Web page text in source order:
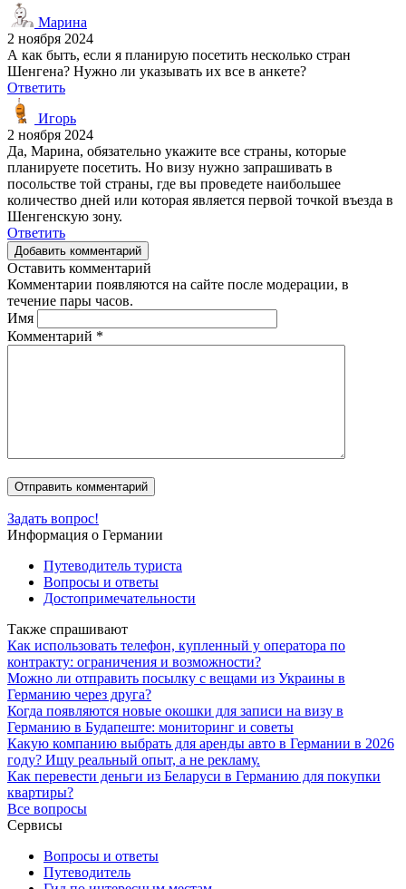
Марина
2 ноября 2024
А как быть, если я планирую посетить несколько стран
Шенгена? Нужно ли указывать их все в анкете?
Ответить
Игорь
2 ноября 2024
Да, Марина, обязательно укажите все страны, которые
планируете посетить. Но визу нужно запрашивать в
посольстве той страны, где вы проведете наибольшее
количество дней или которая является первой точкой въезда в
Шенгенскую зону.
Ответить
Добавить комментарий
Оставить комментарий
Комментарии появляются на сайте после модерации, в
течение пары часов.
Имя
Комментарий *
Задать вопрос!
Информация о Германии
Путеводитель туриста
Вопросы и ответы
Достопримечательности
Также спрашивают
Как использовать телефон, купленный у оператора по
контракту: ограничения и возможности?
Можно ли отправить посылку с вещами из Украины в
Германию через друга?
Когда появляются новые окошки для записи на визу в
Германию в Будапеште: мониторинг и советы
Какую компанию выбрать для аренды авто в Германии в 2026
году? Ищу реальный опыт, а не рекламу.
Как перевести деньги из Беларуси в Германию для покупки
квартиры?
Все вопросы
Сервисы
Вопросы и ответы
Путеводитель